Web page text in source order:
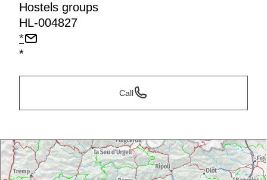
Hostels groups
HL-004827
*
*
Call